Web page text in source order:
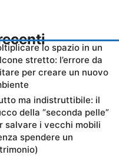
lo spazio in un
stretto: l’errore da
per creare un nuovo
ma indistruttibile: il
della “seconda pelle”
salvare i vecchi mobili
spendere un